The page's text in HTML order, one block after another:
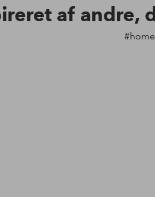
af andre,